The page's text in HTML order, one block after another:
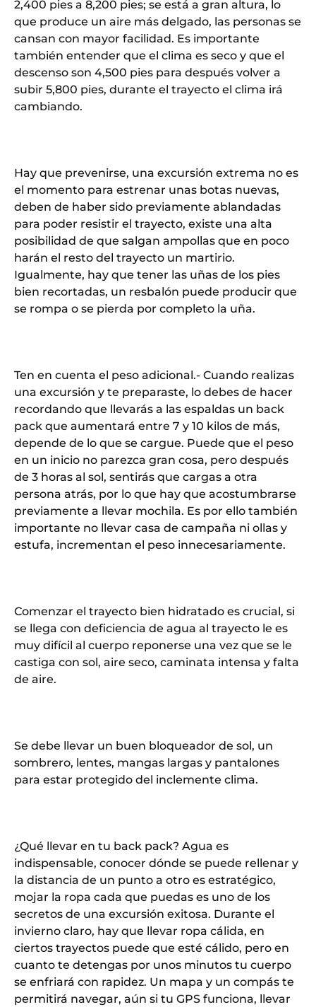
2,400 pies a 8,200 pies; se está a gran altura, lo
que produce un aire más delgado, las personas se
cansan con mayor facilidad. Es importante
también entender que el clima es seco y que el
descenso son 4,500 pies para después volver a
subir 5,800 pies, durante el trayecto el clima irá
cambiando.
Hay que prevenirse, una excursión extrema no es
el momento para estrenar unas botas nuevas,
deben de haber sido previamente ablandadas
para poder resistir el trayecto, existe una alta
posibilidad de que salgan ampollas que en poco
harán el resto del trayecto un martirio.
Igualmente, hay que tener las uñas de los pies
bien recortadas, un resbalón puede producir que
se rompa o se pierda por completo la uña.
Ten en cuenta el peso adicional.- Cuando realizas
una excursión y te preparaste, lo debes de hacer
recordando que llevarás a las espaldas un back
pack que aumentará entre 7 y 10 kilos de más,
depende de lo que se cargue. Puede que el peso
en un inicio no parezca gran cosa, pero después
de 3 horas al sol, sentirás que cargas a otra
persona atrás, por lo que hay que acostumbrarse
previamente a llevar mochila. Es por ello también
importante no llevar casa de campaña ni ollas y
estufa, incrementan el peso innecesariamente.
Comenzar el trayecto bien hidratado es crucial, si
se llega con deficiencia de agua al trayecto le es
muy difícil al cuerpo reponerse una vez que se le
castiga con sol, aire seco, caminata intensa y falta
de aire.
Se debe llevar un buen bloqueador de sol, un
sombrero, lentes, mangas largas y pantalones
para estar protegido del inclemente clima.
¿Qué llevar en tu back pack? Agua es
indispensable, conocer dónde se puede rellenar y
la distancia de un punto a otro es estratégico,
mojar la ropa cada que puedas es uno de los
secretos de una excursión exitosa. Durante el
invierno claro, hay que llevar ropa cálida, en
ciertos trayectos puede que esté cálido, pero en
cuanto te detengas por unos minutos tu cuerpo
se enfriará con rapidez. Un mapa y un compás te
permitirá navegar, aún si tu GPS funciona, llevar